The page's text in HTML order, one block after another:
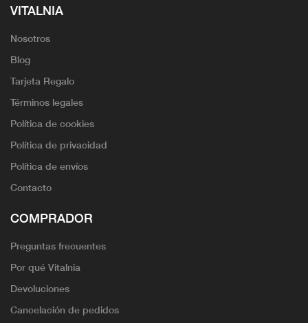
VITALNIA
Nosotros
Blog
Tarjeta Regalo
Términos legales
Política de cookies
Política de privacidad
Política de envíos
Contacto
COMPRADOR
Preguntas frecuentes
Por qué Vitalnia
Devoluciones
Cancelación de pedidos